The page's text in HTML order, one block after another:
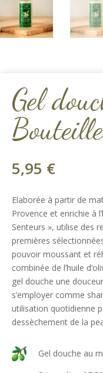
Gel
5,95 €
Elaborée à partir de
Provence et enrichie à
Senteurs », utilise des
premières
pouvoir moussant et
combinée de l’huile
gel douche une
s’employer comme
utilisation quotidienne
dessèchement de la
Gel douche au